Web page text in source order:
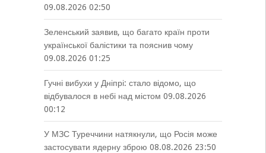
09.08.2026 02:50
Зеленський заявив, що багато країн проти
української балістики та пояснив чому
09.08.2026 01:25
Гучні вибухи у Дніпрі: стало відомо, що
відбувалося в небі над містом 09.08.2026
00:12
У МЗС Туреччини натякнули, що Росія може
застосувати ядерну зброю 08.08.2026 23:50